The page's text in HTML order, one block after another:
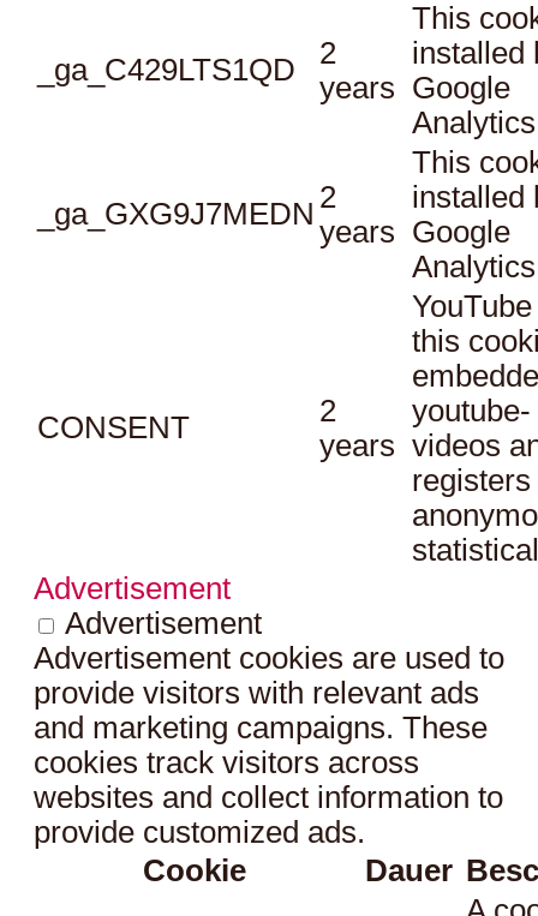
_ga_C429LTS1QD
2
years
This
installed
Google
_ga_GXG9J7MEDN 2
years
This
installed
Google
CONSENT
2
years
this
youtube-
videos
registers
Advertisement
Advertisement
Advertisement cookies are used to
provide visitors with relevant ads
and marketing campaigns. These
cookies track visitors across
websites and collect information to
provide customized ads.
Cookie
Dauer